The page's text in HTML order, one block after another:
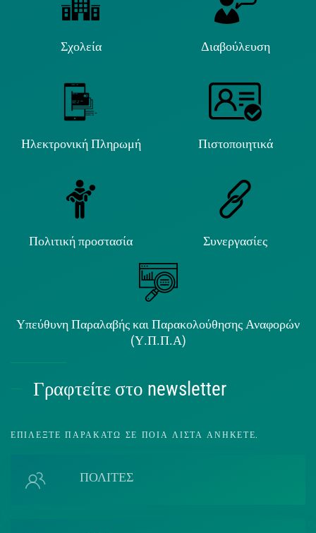
Σχολεία Διαβούλευση
Ηλεκτρονική Πληρωμή Πιστοποιητικά
Πολιτική προστασία Συνεργασίες
Υπεύθυνη Παραλαβής και Παρακολούθησης Αναφορών
(Υ.Π.Π.Α)
Γραφτείτε στο newsletter
ΕΠΙΛΈΞΤΕ ΠΑΡΑΚΆΤΩ ΣΕ ΠΟΙΑ ΛΊΣΤΑ ΑΝΉΚΕΤΕ.
ΠΟΛΙΤΕΣ